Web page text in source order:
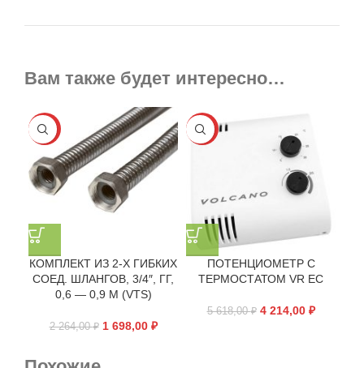
Вам также будет интересно…
-25%
КОМПЛЕКТ ИЗ 2-Х ГИБКИХ
СОЕД. ШЛАНГОВ, 3/4″, ГГ,
0,6 — 0,9 М (VTS)
2 264,00₽ 1 698,00 ₽
-25%
ПОТЕНЦИОМЕТР С
ТЕРМОСТАТОМ VR EC
5 618,00₽ 4 214,00 ₽